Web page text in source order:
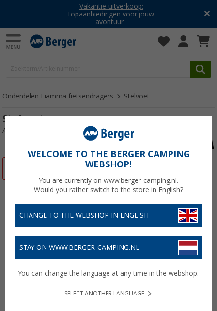
Vakantie-uitverkoop:
Topaanbiedingen voor jouw
avontuur!
Onderdelen Fiamma fietsendragers Stelvoet
Stelvoet
Artikelnr: 130333
WELCOME TO THE BERGER CAMPING
WEBSHOP!
You are currently on www.berger-camping.nl.
Would you rather switch to the store in English?
CHANGE TO THE WEBSHOP IN ENGLISH
STAY ON WWW.BERGER-CAMPING.NL
You can change the language at any time in the webshop.
SELECT ANOTHER LANGUAGE